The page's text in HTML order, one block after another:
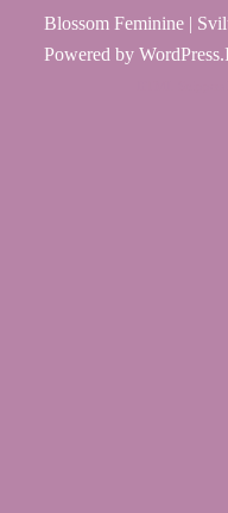
Blossom Feminine |
Powered byWordPress.